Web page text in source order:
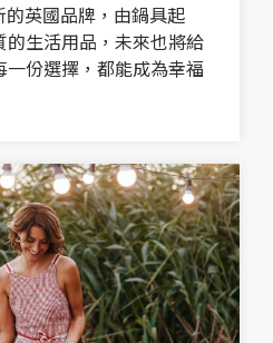
的英國品牌，由鍋具起
生活用品，未來也將給
份選擇，都能成為幸福